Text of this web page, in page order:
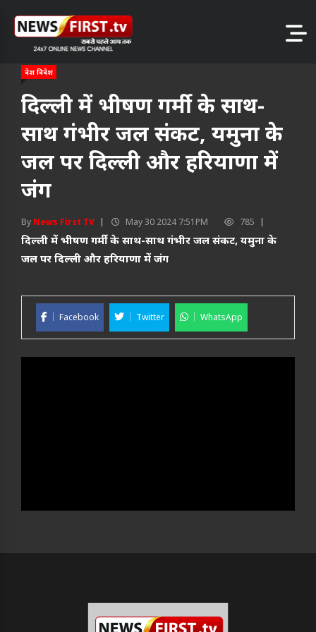
देश विदेश
दिल्ली में भीषण गर्मी के साथ-
साथ गंभीर जल संकट, यमुना के
जल पर दिल्ली और हरियाणा में
जंग
By News First TV May 30 2024 7:51PM 785
दिल्ली में भीषण गर्मी के साथ-साथ गंभीर जल संकट, यमुना के
जल पर दिल्ली और हरियाणा में जंग
Facebook Twitter WhatsApp